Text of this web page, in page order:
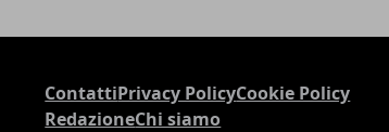
ContattiPrivacy PolicyCookie Policy
RedazioneChi siamo